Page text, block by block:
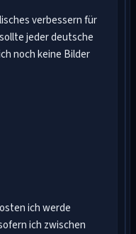
verbessern für
jeder deutsche
noch keine Bilder
ich werde
ich zwischen